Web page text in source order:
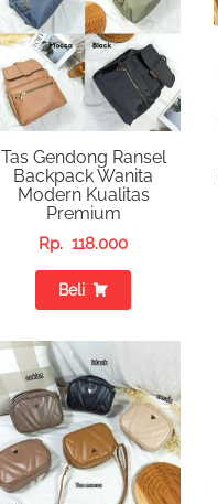
Tas Gendong Ransel
Backpack Wanita
Modern Kualitas
Premium
Rp. 118.000
Beli